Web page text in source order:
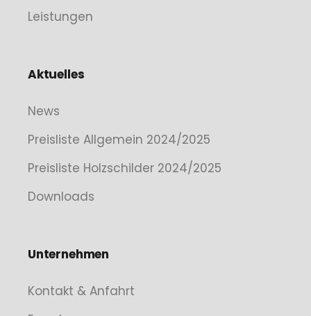
Leistungen
Aktuelles
News
Preisliste Allgemein 2024/2025
Preisliste Holzschilder 2024/2025
Downloads
Unternehmen
Kontakt & Anfahrt